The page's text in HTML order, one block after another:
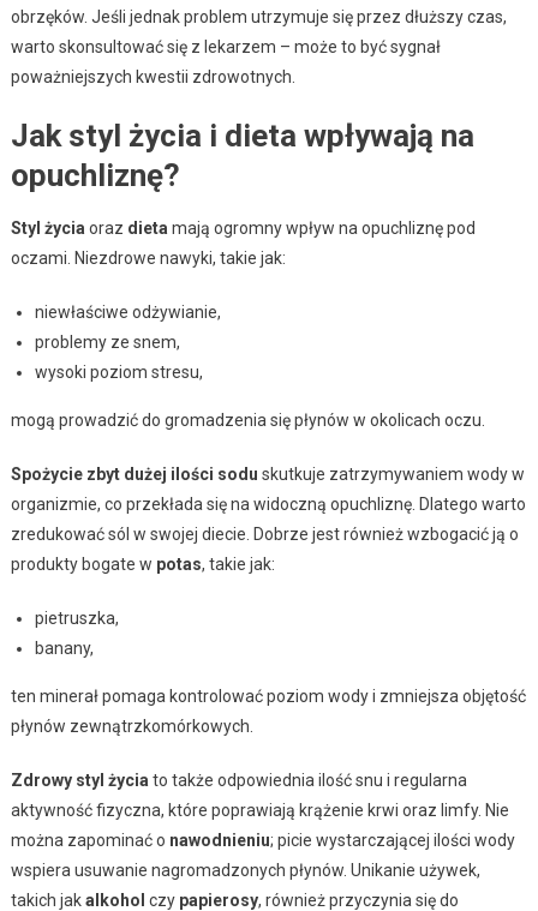
obrzęków. Jeśli jednak problem utrzymuje się przez dłuższy czas,
warto skonsultować się z lekarzem – może to być sygnał
poważniejszych kwestii zdrowotnych.
Jak styl życia i dieta wpływają na
opuchliznę?
Styl życia oraz dieta mają ogromny wpływ na opuchliznę pod
oczami. Niezdrowe nawyki, takie jak:
niewłaściwe odżywianie,
problemy ze snem,
wysoki poziom stresu,
mogą prowadzić do gromadzenia się płynów w okolicach oczu.
Spożycie zbyt dużej ilości sodu skutkuje zatrzymywaniem wody w
organizmie, co przekłada się na widoczną opuchliznę. Dlatego warto
zredukować sól w swojej diecie. Dobrze jest również wzbogacić ją o
produkty bogate w potas, takie jak:
pietruszka,
banany,
ten minerał pomaga kontrolować poziom wody i zmniejsza objętość
płynów zewnątrzkomórkowych.
Zdrowy styl życia to także odpowiednia ilość snu i regularna
aktywność fizyczna, które poprawiają krążenie krwi oraz limfy. Nie
można zapominać o nawodnieniu; picie wystarczającej ilości wody
wspiera usuwanie nagromadzonych płynów. Unikanie używek,
takich jakalkohol czy papierosy, również przyczynia się do